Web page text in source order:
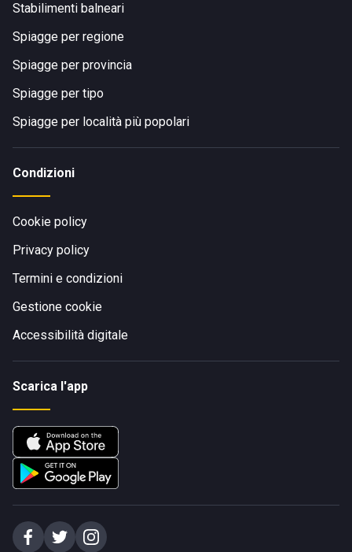
Stabilimenti balneari
Spiagge per regione
Spiagge per provincia
Spiagge per tipo
Spiagge per località più popolari
Condizioni
Cookie policy
Privacy policy
Termini e condizioni
Gestione cookie
Accessibilità digitale
Scarica l'app